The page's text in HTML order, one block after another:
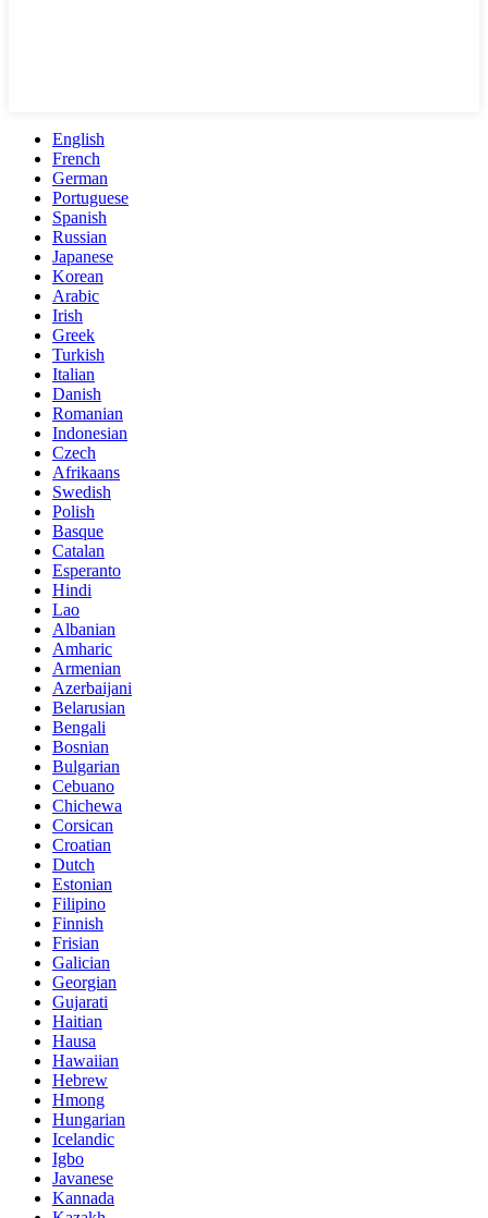
English
French
German
Portuguese
Spanish
Russian
Japanese
Korean
Arabic
Irish
Greek
Turkish
Italian
Danish
Romanian
Indonesian
Czech
Afrikaans
Swedish
Polish
Basque
Catalan
Esperanto
Hindi
Lao
Albanian
Amharic
Armenian
Azerbaijani
Belarusian
Bengali
Bosnian
Bulgarian
Cebuano
Chichewa
Corsican
Croatian
Dutch
Estonian
Filipino
Finnish
Frisian
Galician
Georgian
Gujarati
Haitian
Hausa
Hawaiian
Hebrew
Hmong
Hungarian
Icelandic
Igbo
Javanese
Kannada